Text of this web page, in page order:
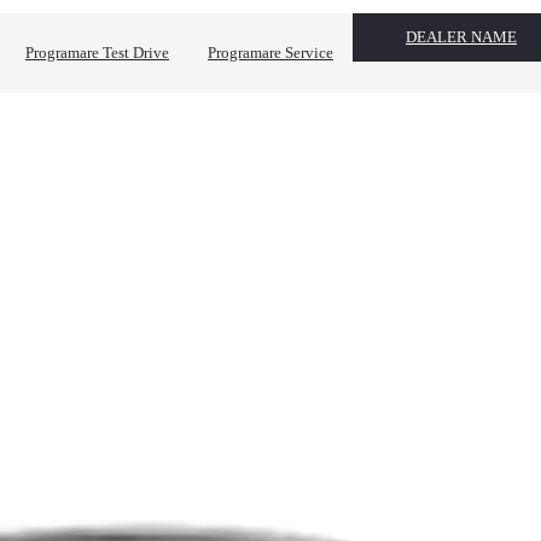
Programare Test Drive Programare Service
DEALER NAME